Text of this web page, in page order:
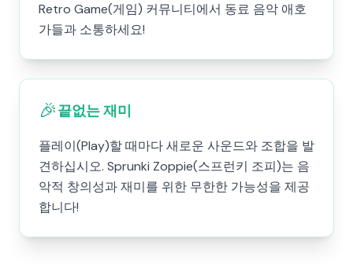
Retro Game(게임) 커뮤니티에서 동료 음악 애호
가들과 소통하세요!
🎉끝없는 재미
플레이(Play)할 때마다 새로운 사운드와 조합을 발
견하십시오. Sprunki Zoppie(스프런키 조피)는 음
악적 창의성과 재미를 위한 무한한 가능성을 제공
합니다!